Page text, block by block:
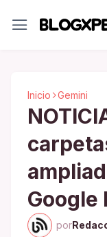
Inicio Gemini
Google
por